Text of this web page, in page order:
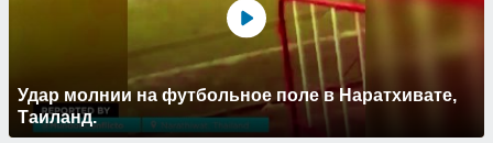
Удар молнии на футбольное поле в Наратхивате,
Таиланд.